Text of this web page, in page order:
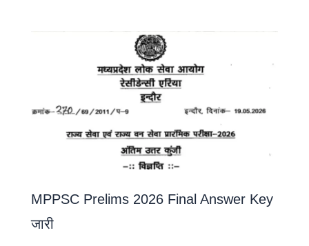
MPPSC Prelims 2026 Final Answer Key
जारी